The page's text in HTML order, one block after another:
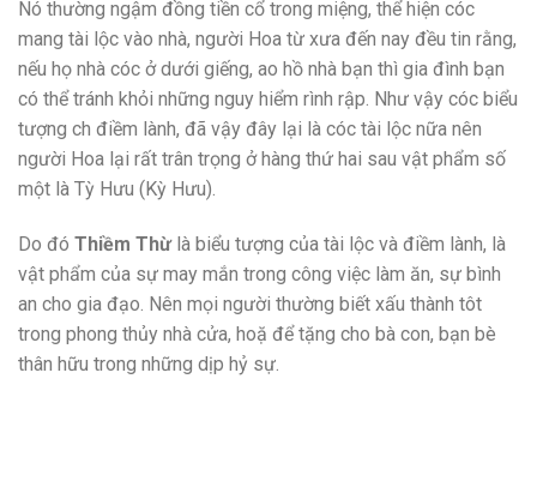
Nó thường ngậm đồng tiền cổ trong miệng, thể hiện cóc
mang tài lộc vào nhà, người Hoa từ xưa đến nay đều tin rằng,
nếu họ nhà cóc ở dưới giếng, ao hồ nhà bạn thì gia đình bạn
có thể tránh khỏi những nguy hiểm rình rập. Như vậy cóc biểu
tượng ch điềm lành, đã vậy đây lại là cóc tài lộc nữa nên
người Hoa lại rất trân trọng ở hàng thứ hai sau vật phẩm số
một là Tỳ Hưu (Kỳ Hưu).
Do đó Thiềm Thừlà biểu tượng của tài lộc và điềm lành, là
vật phẩm của sự may mắn trong công việc làm ăn, sự bình
an cho gia đạo. Nên mọi người thường biết xấu thành tôt
trong phong thủy nhà cửa, hoặ để tặng cho bà con, bạn bè
thân hữu trong những dịp hỷ sự.